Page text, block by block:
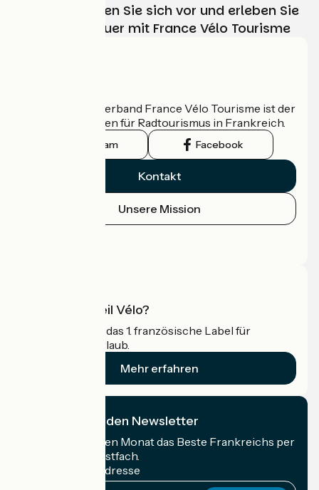
Wählen, bereiten Sie sich vor und erleben Sie
Ihr Radabenteuer mit France Vélo Tourisme
Der nationale Verband France Vélo Tourisme ist der
offizielle Leitfaden für Radtourismus in Frankreich.
Instagram Facebook
Kontakt
Unsere Mission
Was ist Accueil Vélo?
Accueil Vélo ist das 1. französische Label für
Radfahrer im Urlaub.
Mehr erfahren
Ich abonniere den Newsletter
Erhalten Sie jeden Monat das Beste Frankreichs per
Rad in Ihrem Postfach.
Meine E-Mail-Adresse